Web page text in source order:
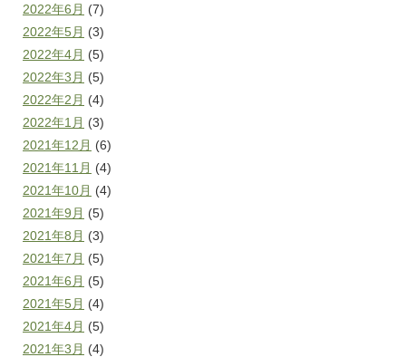
2022年6月 (7)
2022年5月 (3)
2022年4月 (5)
2022年3月 (5)
2022年2月 (4)
2022年1月 (3)
2021年12月 (6)
2021年11月 (4)
2021年10月 (4)
2021年9月 (5)
2021年8月 (3)
2021年7月 (5)
2021年6月 (5)
2021年5月 (4)
2021年4月 (5)
2021年3月 (4)